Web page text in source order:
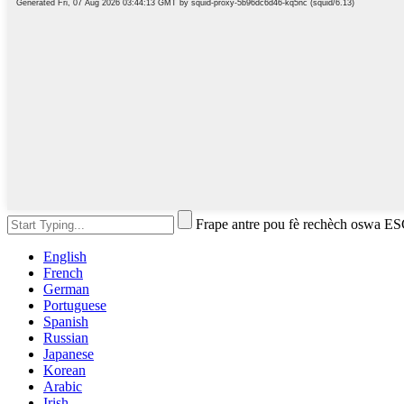
Frape antre pou fè rechèch oswa
English
French
German
Portuguese
Spanish
Russian
Japanese
Korean
Arabic